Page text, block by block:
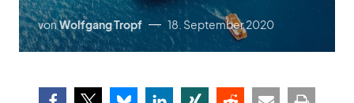
vonWolfgang Tropf 18. September 2020